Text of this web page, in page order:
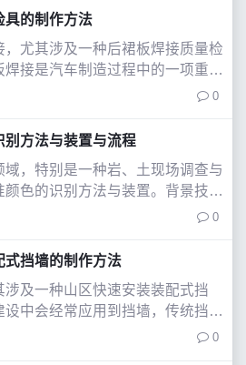
焊接可以通过多种方法
具的制作方法
尤其涉及一种后裙板焊接质量检
接是汽车制造过程中的一项重要
接影响到汽车的安全性能和美观
兼顾美观与实用，同时要符合空
行驶过程中的阻力。
0
方法与装置与流程
，特别是一种岩、土现场调查与
色的识别方法与装置。背景技
发展，勘察项目越来越多。现场
勘察中一种必不可少的工程勘察
是科学研究目标，在现
0
式挡墙的制作方法
及一种山区快速安装装配式挡
中会经常应用到挡墙，传统挡墙
其施工方法多为现场支模板浇筑
要对路基处理形成作业面，并需
0